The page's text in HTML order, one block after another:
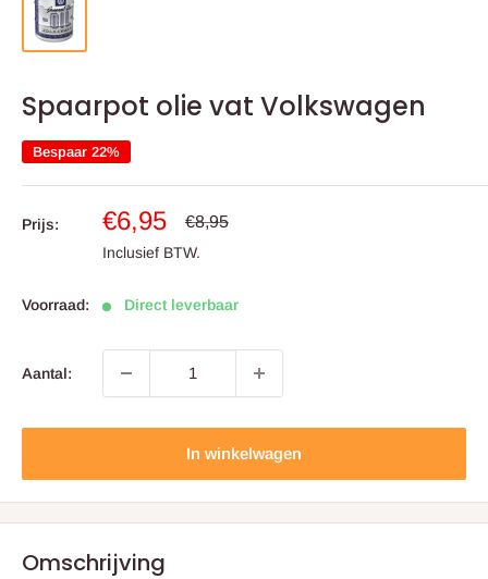
Spaarpot olie vat Volkswagen
Bespaar 22%
Prijs: Aanbiedingsprijs
€6,95 Prijs
€8,95
Inclusief BTW.
Voorraad: Direct leverbaar
Aantal:
In winkelwagen
Omschrijving